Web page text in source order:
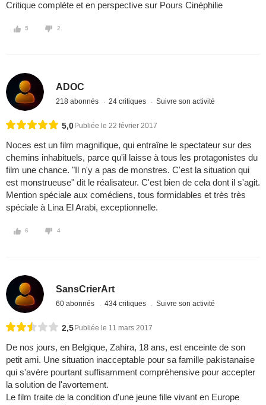
Critique complète et en perspective sur Pours Cinéphilie
5 2
ADOC
218 abonnés 24 critiques Suivre son activité
5,0 Publiée le 22 février 2017
Noces est un film magnifique, qui entraîne le spectateur sur des
chemins inhabituels, parce qu'il laisse à tous les protagonistes du
film une chance. "Il n'y a pas de monstres. C'est la situation qui
est monstrueuse" dit le réalisateur. C'est bien de cela dont il s'agit.
Mention spéciale aux comédiens, tous formidables et très très
spéciale à Lina El Arabi, exceptionnelle.
6 4
SansCrierArt
60 abonnés 434 critiques Suivre son activité
2,5 Publiée le 11 mars 2017
De nos jours, en Belgique, Zahira, 18 ans, est enceinte de son
petit ami. Une situation inacceptable pour sa famille pakistanaise
qui s'avère pourtant suffisamment compréhensive pour accepter
la solution de l'avortement.
Le film traite de la condition d'une jeune fille vivant en Europe